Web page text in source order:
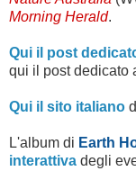
Morning Herald.
Qui il post
qui il post dedicato
Qui il sito italiano
L'album di Earth
interattiva degli